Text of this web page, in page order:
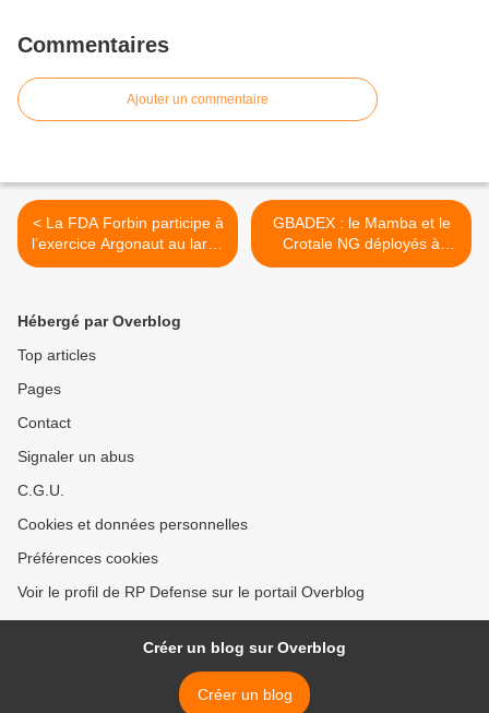
Commentaires
Ajouter un commentaire
< La FDA Forbin participe à
l’exercice Argonaut au large
de Chypre
GBADEX : le Mamba et le
Crotale NG déployés à
Narbonne >
Hébergé par Overblog
Top articles
Pages
Contact
Signaler un abus
C.G.U.
Cookies et données personnelles
Préférences cookies
Voir le profil de RP Defense sur le portail Overblog
Créer un blog sur Overblog
Créer un blog